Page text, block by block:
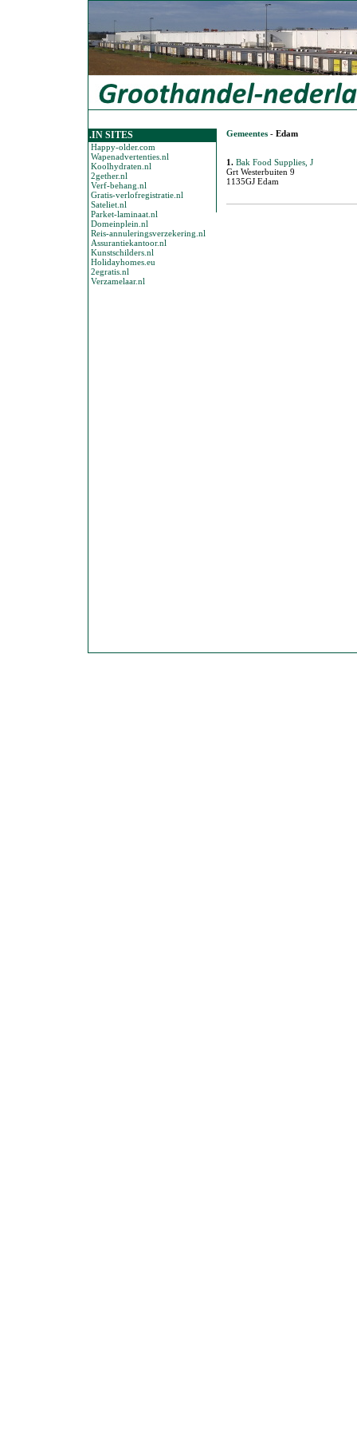
.IN SITES
Happy-older.com
Wapenadvertenties.nl
Koolhydraten.nl
2gether.nl
Verf-behang.nl
Gratis-verlofregistratie.nl
Sateliet.nl
Parket-laminaat.nl
Domeinplein.nl
Reis-annuleringsverzekering.nl
Assurantiekantoor.nl
Kunstschilders.nl
Holidayhomes.eu
2egratis.nl
Verzamelaar.nl
Gemeentes - Edam
1. Bak Food Supplies, J
Grt Westerbuiten 9
1135GJ Edam